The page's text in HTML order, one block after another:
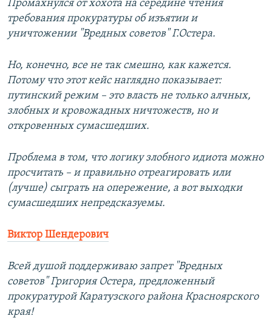
Промахнулся от хохота на середине чтения
требования прокуратуры об изъятии и
уничтожении "Вредных советов" Г.Остера.
Но, конечно, все не так смешно, как кажется.
Потому что этот кейс наглядно показывает:
путинский режим – это власть не только алчных,
злобных и кровожадных ничтожеств, но и
откровенных сумасшедших.
Проблема в том, что логику злобного идиота можно
просчитать – и правильно отреагировать или
(лучше) сыграть на опережение, а вот выходки
сумасшедших непредсказуемы.
Виктор Шендерович
Всей душой поддерживаю запрет "Вредных
советов" Григория Остера, предложенный
прокуратурой Каратузского района Красноярского
края!